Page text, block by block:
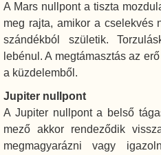
A Mars nullpont a tiszta
meg rajta, amikor a cselekvés
szándékból születik.
lebénul. A megtámasztás az
a küzdelemből.
Jupiter nullpont
A Jupiter nullpont a belső
mező akkor rendeződik
megmagyarázni vagy